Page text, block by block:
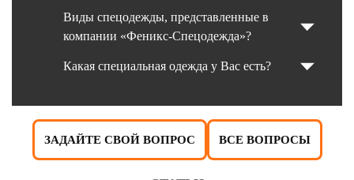
Виды спецодежды, представленные в
компании «Феникс-Спецодежда»?
Какая специальная одежда у Вас есть?
ЗАДАЙТЕ СВОЙ ВОПРОС ВСЕ ВОПРОСЫ